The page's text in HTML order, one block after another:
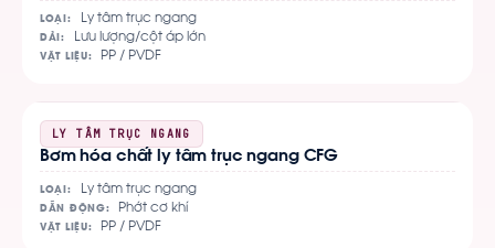
LOẠI: Ly tâm trục ngang
DẢI: Lưu lượng/cột áp lớn
VẬT LIỆU: PP / PVDF
tiết
LY TÂM TRỤC NGANG
Bơm hóa chất ly tâm trục ngang CFG
LOẠI: Ly tâm trục ngang
DẪN ĐỘNG: Phớt cơ khí
VẬT LIỆU: PP / PVDF
Xem
chi
tiết